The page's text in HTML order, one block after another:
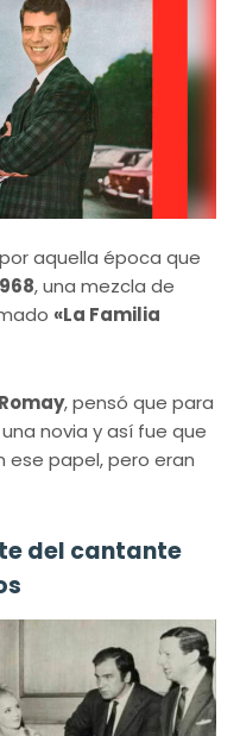
por aquella época que
, una mezcla de
«La Familia
, pensó que para
novia y así fue que
papel, pero eran
del cantante